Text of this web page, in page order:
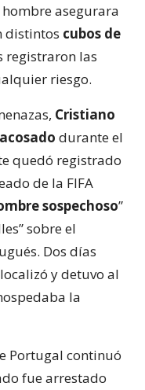
asegurara
distintos cubos de
registraron las
riesgo.
Cristiano
durante el
quedó registrado
de la FIFA
sospechoso”
sobre el
Dos días
y detuvo al
la
Portugal continuó
fue arrestado